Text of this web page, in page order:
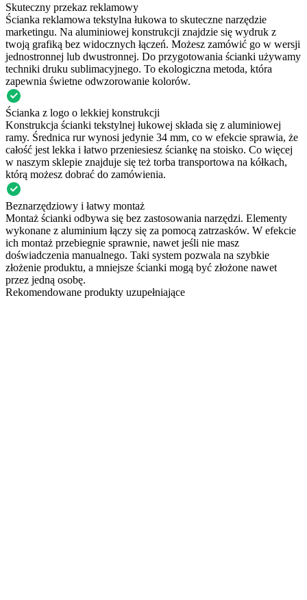
Skuteczny przekaz reklamowy
Ścianka reklamowa tekstylna łukowa to skuteczne narzędzie
marketingu. Na aluminiowej konstrukcji znajdzie się wydruk z
twoją grafiką bez widocznych łączeń. Możesz zamówić go w wersji
jednostronnej lub dwustronnej. Do przygotowania ścianki używamy
techniki druku sublimacyjnego. To ekologiczna metoda, która
zapewnia świetne odwzorowanie kolorów.
Ścianka z logo o lekkiej konstrukcji
Konstrukcja ścianki tekstylnej łukowej składa się z aluminiowej
ramy. Średnica rur wynosi jedynie 34 mm, co w efekcie sprawia, że
całość jest lekka i łatwo przeniesiesz ściankę na stoisko. Co więcej
w naszym sklepie znajduje się też torba transportowa na kółkach,
którą możesz dobrać do zamówienia.
Beznarzędziowy i łatwy montaż
Montaż ścianki odbywa się bez zastosowania narzędzi. Elementy
wykonane z aluminium łączy się za pomocą zatrzasków. W efekcie
ich montaż przebiegnie sprawnie, nawet jeśli nie masz
doświadczenia manualnego. Taki system pozwala na szybkie
złożenie produktu, a mniejsze ścianki mogą być złożone nawet
przez jedną osobę.
Rekomendowane produkty uzupełniające